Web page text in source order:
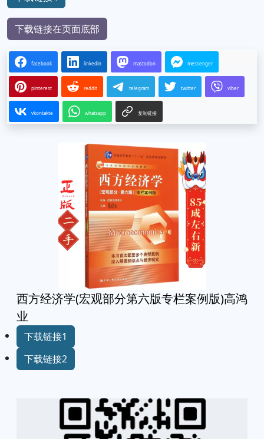
下载链接在页面底部
facebook linkedin mastodon messenger
pinterest reddit telegram twitter viber
vkontakte whatsapp 复制链接
西方经济学(宏观部分第六版专栏案例版)高鸿
业
下载链接1
下载链接2